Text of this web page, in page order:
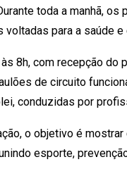
toda a manhã,
voltadas para a saúde e
8h, com recepção
de circuito
conduzidas por
o objetivo é
esporte,